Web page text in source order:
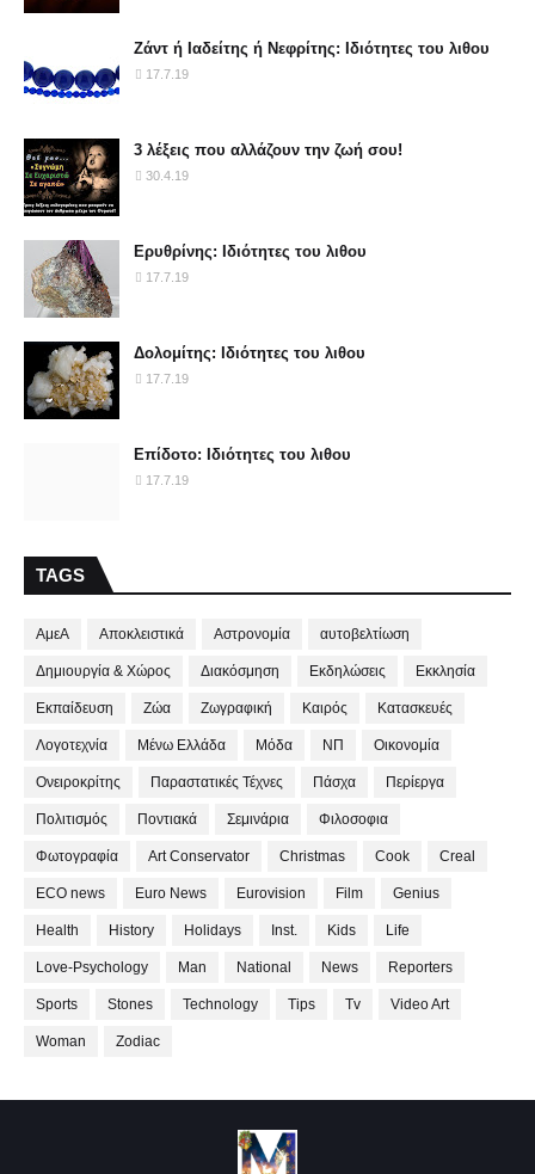
Ζάντ ή Ιαδείτης ή Νεφρίτης: Ιδιότητες του λιθου
17.7.19
3 λέξεις που αλλάζουν την ζωή σου!
30.4.19
Ερυθρίνης: Ιδιότητες του λιθου
17.7.19
Δολομίτης: Ιδιότητες του λιθου
17.7.19
Επίδοτο: Ιδιότητες του λιθου
17.7.19
TAGS
ΑμεΑ Αποκλειστικά Αστρονομία αυτοβελτίωση
Δημιουργία & Χώρος Διακόσμηση Εκδηλώσεις Εκκλησία
Εκπαίδευση Ζώα Ζωγραφική Καιρός Κατασκευές
Λογοτεχνία Μένω Ελλάδα Μόδα ΝΠ Οικονομία
Ονειροκρίτης Παραστατικές Τέχνες Πάσχα Περίεργα
Πολιτισμός Ποντιακά Σεμινάρια Φιλοσοφια
Φωτογραφία Art Conservator Christmas Cook Creal
ECO news Euro News Eurovision Film Genius
Health History Holidays Inst. Kids Life
Love-Psychology Man National News Reporters
Sports Stones Technology Tips Tv Video Art
Woman Zodiac